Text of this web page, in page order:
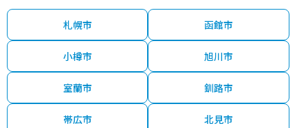
札幌市 函館市
小樽市 旭川市
室蘭市 釧路市
帯広市 北見市